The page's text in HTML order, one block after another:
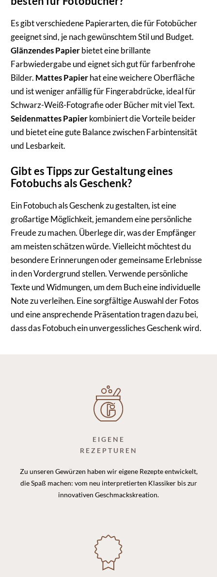
Es gibt verschiedene Papierarten, die für Fotobücher
geeignet sind, je nach gewünschtem Stil und Budget.
Glänzendes Papierbietet eine brillante
Farbwiedergabe und eignet sich gut für farbenfrohe
Bilder. Mattes Papierhat eine weichere Oberfläche
und ist weniger anfällig für Fingerabdrücke, ideal für
Schwarz-Weiß-Fotografie oder Bücher mit viel Text.
Seidenmattes Papierkombiniert die Vorteile beider
und bietet eine gute Balance zwischen Farbintensität
und Lesbarkeit.
Gibt es Tipps zur Gestaltung eines
Fotobuchs als Geschenk?
Ein Fotobuch als Geschenk zu gestalten, ist eine
großartige Möglichkeit, jemandem eine persönliche
Freude zu machen. Überlege dir, was der Empfänger
am meisten schätzen würde. Vielleicht möchtest du
besondere Erinnerungen oder gemeinsame Erlebnisse
in den Vordergrund stellen. Verwende persönliche
Texte und Widmungen, um dem Buch eine individuelle
Note zu verleihen. Eine sorgfältige Auswahl der Fotos
und eine ansprechende Präsentation tragen dazu bei,
dass das Fotobuch ein unvergessliches Geschenk wird.
EIGENE
REZEPTUREN
Zu unseren Gewürzen haben wir eigene Rezepte entwickelt,
die Spaß machen: vom neu interpretierten Klassiker bis zur
innovativen Geschmackskreation.